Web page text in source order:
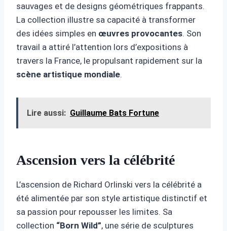
sauvages et de designs géométriques frappants.
La collection illustre sa capacité à transformer
des idées simples en œuvres provocantes. Son
travail a attiré l’attention lors d’expositions à
travers la France, le propulsant rapidement sur la
scène artistique mondiale.
Lire aussi: Guillaume Bats Fortune
Ascension vers la célébrité
L’ascension de Richard Orlinski vers la célébrité a
été alimentée par son style artistique distinctif et
sa passion pour repousser les limites. Sa
collection “Born Wild”, une série de sculptures